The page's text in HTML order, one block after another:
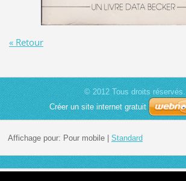
« Retour
© 2012 Tous droits réservés.
Créer un site internet gratuit
Affichage pour: Pour mobile| Standard